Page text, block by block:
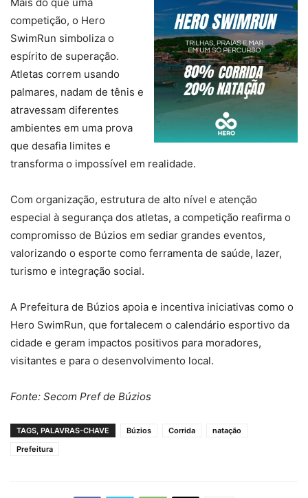
competição, o Hero
SwimRun simboliza o
espírito de superação.
Atletas correm usando
palmares, nadam de tênis e
atravessam diferentes
ambientes em uma prova
que desafia limites e
transforma o impossível em realidade.
Com organização, estrutura de alto nível e atenção
especial à segurança dos atletas, a competição reafirma o
compromisso de Búzios em sediar grandes eventos,
valorizando o esporte como ferramenta de saúde, lazer,
turismo e integração social.
A Prefeitura de Búzios apoia e incentiva iniciativas como o
Hero SwimRun, que fortalecem o calendário esportivo da
cidade e geram impactos positivos para moradores,
visitantes e para o desenvolvimento local.
Fonte: Secom Pref de Búzios
TAGS, PALAVRAS-CHAVE Búzios Corrida
natação
Prefeitura